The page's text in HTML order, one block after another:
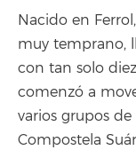
Nacido en
muy temprano,
con tan solo
comenzó a
varios grupos
Compostela